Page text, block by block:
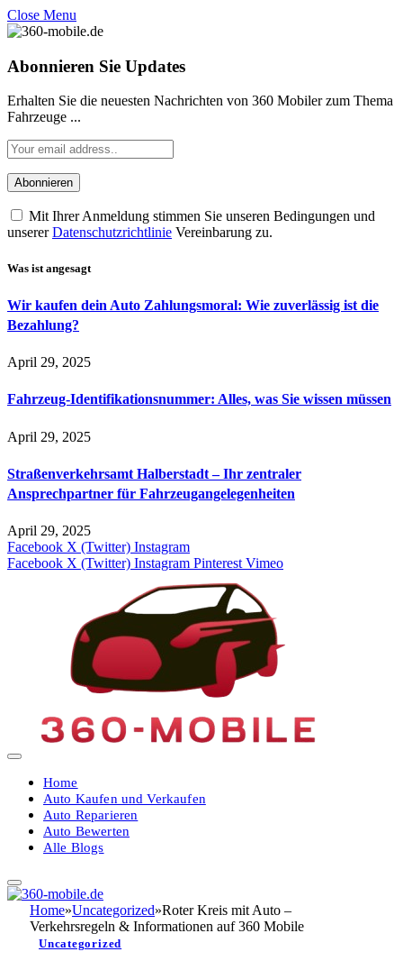
Close Menu
Abonnieren Sie Updates
Erhalten Sie die neuesten Nachrichten von 360 Mobiler zum Thema
Fahrzeuge ...
Mit Ihrer Anmeldung stimmen Sie unseren Bedingungen und
unsererDatenschutzrichtlinie Vereinbarung zu.
Was ist angesagt
Wir kaufen dein Auto Zahlungsmoral: Wie zuverlässig ist die
Bezahlung?
April 29, 2025
Fahrzeug-Identifikationsnummer: Alles, was Sie wissen müssen
April 29, 2025
Straßenverkehrsamt Halberstadt – Ihr zentraler
Ansprechpartner für Fahrzeugangelegenheiten​
April 29, 2025
Facebook X (Twitter) Instagram
Facebook X (Twitter) Instagram Pinterest Vimeo
Home
Auto Kaufen und Verkaufen
Auto Reparieren
Auto Bewerten
Alle Blogs
Home»Uncategorized»Roter Kreis mit Auto –
Verkehrsregeln & Informationen auf 360 Mobile
Uncategorized